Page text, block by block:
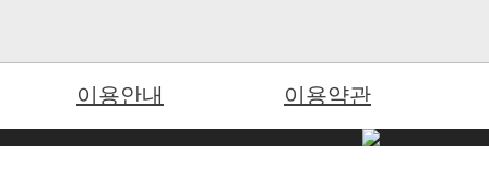
이용안내 이용약관